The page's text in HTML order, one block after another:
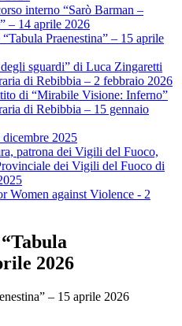
interno “Sarò Barman –
– 14 aprile 2026
Praenestina” – 15 aprile
sguardi” di Luca Zingaretti
di Rebibbia – 2 febbraio 2026
di “Mirabile Visione: Inferno”
di Rebibbia – 15 gennaio
2025
patrona dei Vigili del Fuoco,
dei Vigili del Fuoco di
Women against Violence - 2
2026
– 15 aprile 2026